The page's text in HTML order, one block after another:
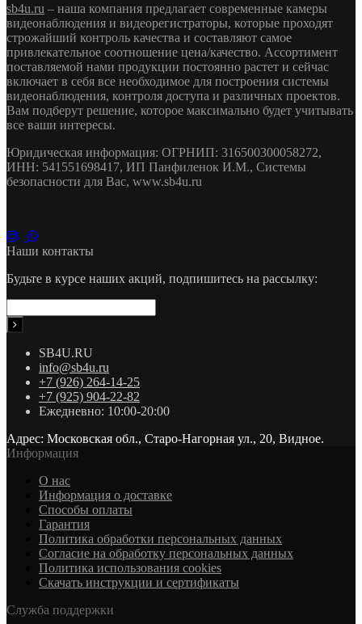
sb4u.ru – наша компания предлагает современные камеры
видеонаблюдения и видеорегистраторы, которые проходят
строжайший контроль качества и составляют самое
привлекательное соотношение цена/качество. Ассортимент
поставляемой нами продукции постоянно растет и сейчас
включает в себя все необходимое для построения системы
видеонаблюдения, контроля доступа и различных проектов.
Вам подберут решение, которое максимально будет учитывать
все ваши интересы.
Юридическая информация: ОГРНИП: 316500300058272,
ИНН: 541551698417, ИП Панфиленок И.М., Системы
безопасности для Вас, www.sb4u.ru
Наши контакты
Будьте в курсе наших акций, подпишитесь на рассылку:
SB4U.RU
info@sb4u.ru
+7 (926) 264-14-25
+7 (925) 904-22-82
Ежедневно: 10:00-20:00
Адрес: Московская обл., Старо-Нагорная ул., 20, Видное.
Информация
О нас
Информация о доставке
Cпособы оплаты
Гарантия
Политика обработки персональных данных
Согласие на обработку персональных данных
Политика использования cookies
Скачать инструкции и сертификаты
Служба поддержки